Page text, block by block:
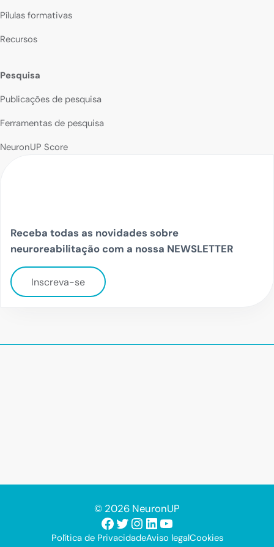
Pílulas formativas
Recursos
Pesquisa
Publicações de pesquisa
Ferramentas de pesquisa
NeuronUP Score
Receba todas as novidades sobre
neuroreabilitação com a nossa NEWSLETTER
Inscreva-se
© 2026 NeuronUP
Facebook
Twitter
Instagram
LinkedIn
Youtube
Política de PrivacidadeAviso legalCookies